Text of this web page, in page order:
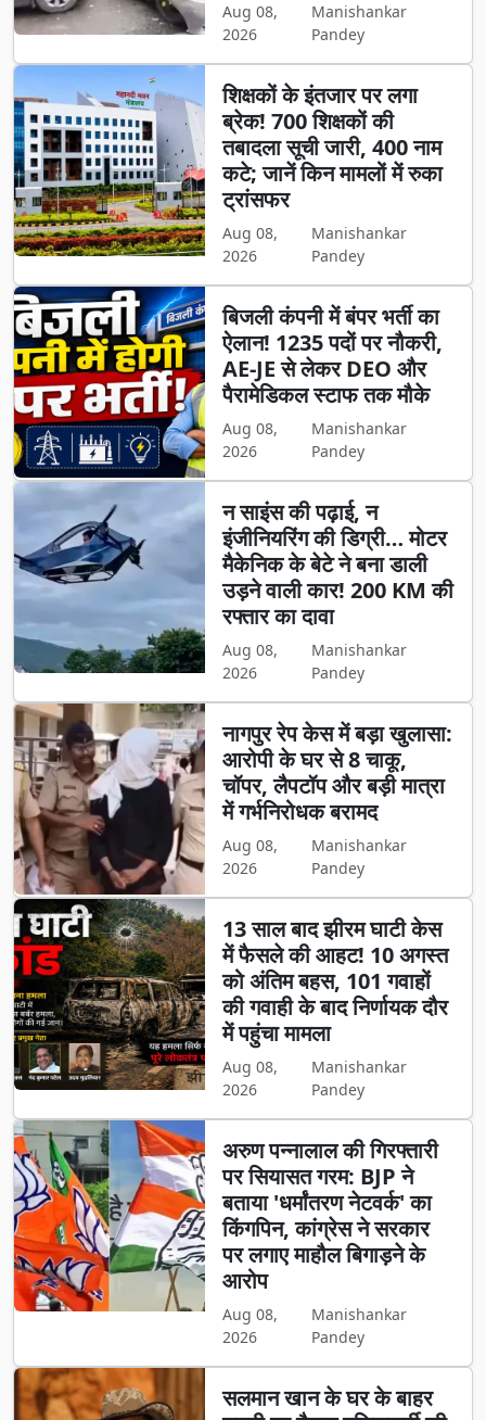
Aug 08,
2026
Manishankar
Pandey
शिक्षकों के इंतजार पर लगा
ब्रेक! 700 शिक्षकों की
तबादला सूची जारी, 400 नाम
कटे; जानें किन मामलों में रुका
ट्रांसफर
Aug 08,
2026
Manishankar
Pandey
बिजली कंपनी में बंपर भर्ती का
ऐलान! 1235 पदों पर नौकरी,
AE-JE से लेकर DEO और
पैरामेडिकल स्टाफ तक मौके
Aug 08,
2026
Manishankar
Pandey
न साइंस की पढ़ाई, न
इंजीनियरिंग की डिग्री… मोटर
मैकेनिक के बेटे ने बना डाली
उड़ने वाली कार! 200 KM की
रफ्तार का दावा
Aug 08,
2026
Manishankar
Pandey
नागपुर रेप केस में बड़ा खुलासा:
आरोपी के घर से 8 चाकू,
चॉपर, लैपटॉप और बड़ी मात्रा
में गर्भनिरोधक बरामद
Aug 08,
2026
Manishankar
Pandey
13 साल बाद झीरम घाटी केस
में फैसले की आहट! 10 अगस्त
को अंतिम बहस, 101 गवाहों
की गवाही के बाद निर्णायक दौर
में पहुंचा मामला
Aug 08,
2026
Manishankar
Pandey
अरुण पन्नालाल की गिरफ्तारी
पर सियासत गरम: BJP ने
बताया 'धर्मांतरण नेटवर्क' का
किंगपिन, कांग्रेस ने सरकार
पर लगाए माहौल बिगाड़ने के
आरोप
Aug 08,
2026
Manishankar
Pandey
सलमान खान के घर के बाहर